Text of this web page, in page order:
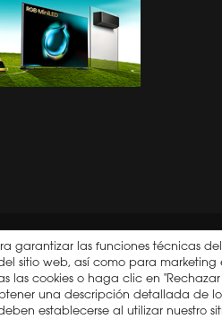
CATÁLOGOS HISENSE
PLATAFORMA CAE
HISENSE EN CASA DECOR
2026
garantizar las funciones técnicas
sitio web, así como para
las cookies o haga clic en
una descripción detallada de
establecerse al utilizar nuestro